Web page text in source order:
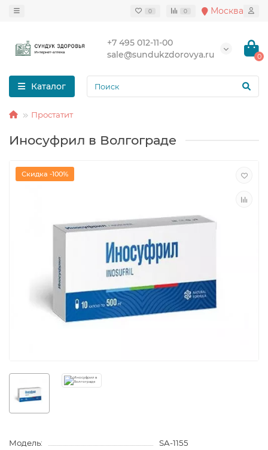
0 0 Москва
+7 495 012-11-00
sale@sundukzdorovya.ru
0
Каталог
Простатит
Иносуфрил в Волгограде
Скидка -100%
Модель:
SA-1155